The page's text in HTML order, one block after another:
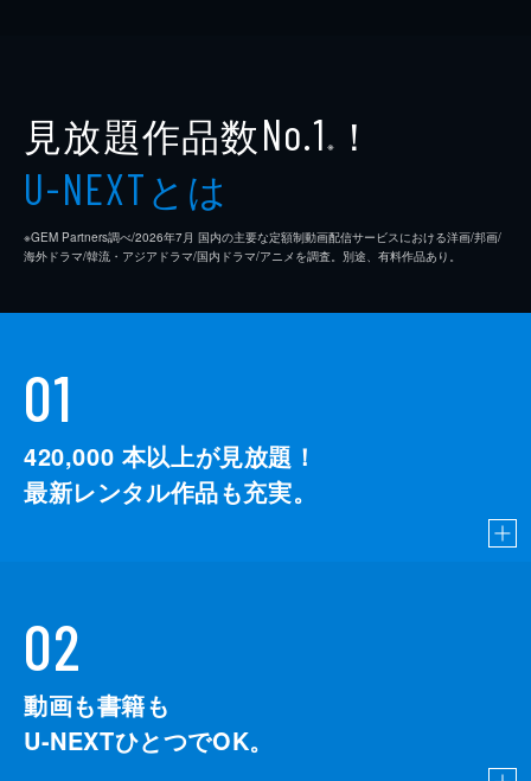
見放題作品数No.1 ※ ！
U-NEXTとは
※GEM Partners調べ/2026年7⽉ 国内の主要な定額制動画配信サービスにおける洋画/邦画/
海外ドラマ/韓流・アジアドラマ/国内ドラマ/アニメを調査。別途、有料作品あり。
01
420,000 本以上が見放題！
最新レンタル作品も充実。
02
動画も書籍も
U-NEXTひとつでOK。